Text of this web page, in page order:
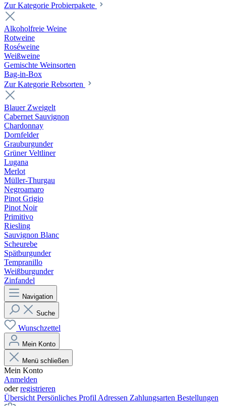
Zur Kategorie Probierpakete
Alkoholfreie Weine
Rotweine
Roséweine
Weißweine
Gemischte Weinsorten
Bag-in-Box
Zur Kategorie Rebsorten
Blauer Zweigelt
Cabernet Sauvignon
Chardonnay
Dornfelder
Grauburgunder
Grüner Veltliner
Lugana
Merlot
Müller-Thurgau
Negroamaro
Pinot Grigio
Pinot Noir
Primitivo
Riesling
Sauvignon Blanc
Scheurebe
Spätburgunder
Tempranillo
Weißburgunder
Zinfandel
Navigation
Suche
Wunschzettel
Mein Konto
Menü schließen
Mein Konto
Anmelden
oderregistrieren
Übersicht Persönliches Profil Adressen Zahlungsarten Bestellungen